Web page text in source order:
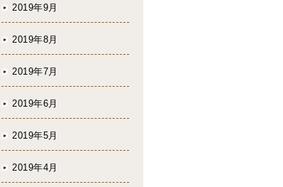
2019年9月
2019年8月
2019年7月
2019年6月
2019年5月
2019年4月